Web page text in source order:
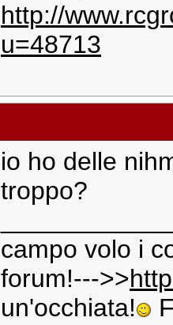
http://
u=48713
io ho delle
troppo?
campo volo i
forum!--->>
un'occhiata!